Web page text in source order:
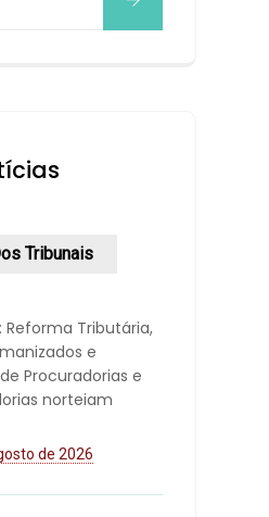
Tribunais
Reforma Tributária,
e
Procuradorias e
norteiam
de 2026